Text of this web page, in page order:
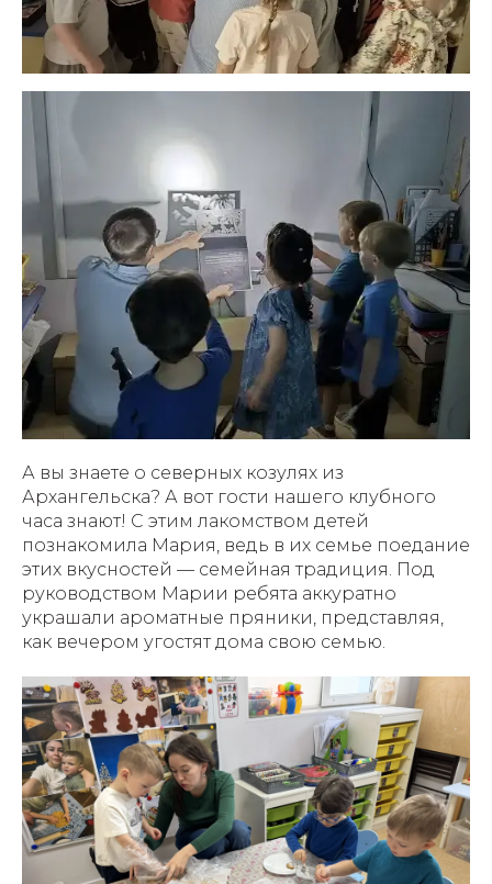
А вы знаете о северных козулях из
Архангельска? А вот гости нашего клубного
часа знают! С этим лакомством детей
познакомила Мария, ведь в их семье поедание
этих вкусностей — семейная традиция. Под
руководством Марии ребята аккуратно
украшали ароматные пряники, представляя,
как вечером угостят дома свою семью.